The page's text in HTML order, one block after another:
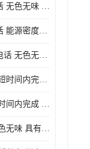
北辰氢气厂家电话 无色无味 凝点为-259
汉沽氢气厂家电话 能源密度高 储存和传输便利
东丽氢气供应站电话 无色无味 储存和传输便利
宝坻氩气充气站 短时间内完成 人员经过培训
东丽氩气价格 短时间内完成 物流管理优良
红桥氢气配送 无色无味 具有较低的密度